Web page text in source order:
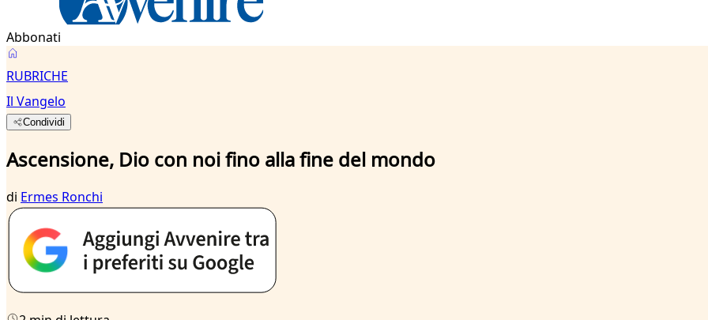
Abbonati
RUBRICHE
Il Vangelo
Condividi
Ascensione, Dio con noi fino alla fine del mondo
di Ermes Ronchi